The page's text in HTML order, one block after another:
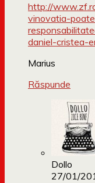
http://
vinovatia-
daniel-cristea-
Marius
Răspunde
Dollo
27/01/